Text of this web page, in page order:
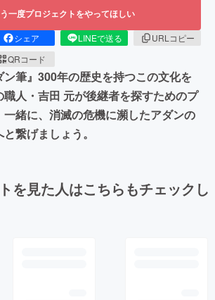
一度プロジェクトをやってほしい
シェア LINEで送る
URLコピー
QRコード
筆』300年の歴史を持つこの文化を
人・吉田 元が後継者を探すためのプ
一緒に、消滅の危機に瀕したアダンの
繋げましょう。
を見た人はこちらもチェックし